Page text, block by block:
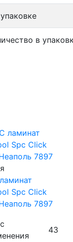
в
Spc Click
7897
43